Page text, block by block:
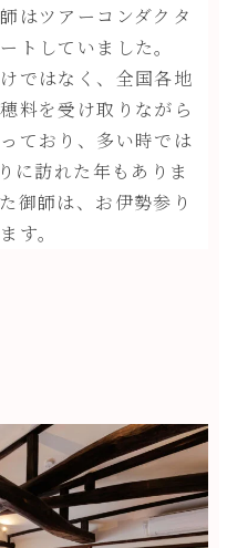
はツアーコンダクタ
トしていました。
ではなく、全国各地
料を受け取りながら
ており、多い時では
に訪れた年もありま
御師は、お伊勢参り
す。